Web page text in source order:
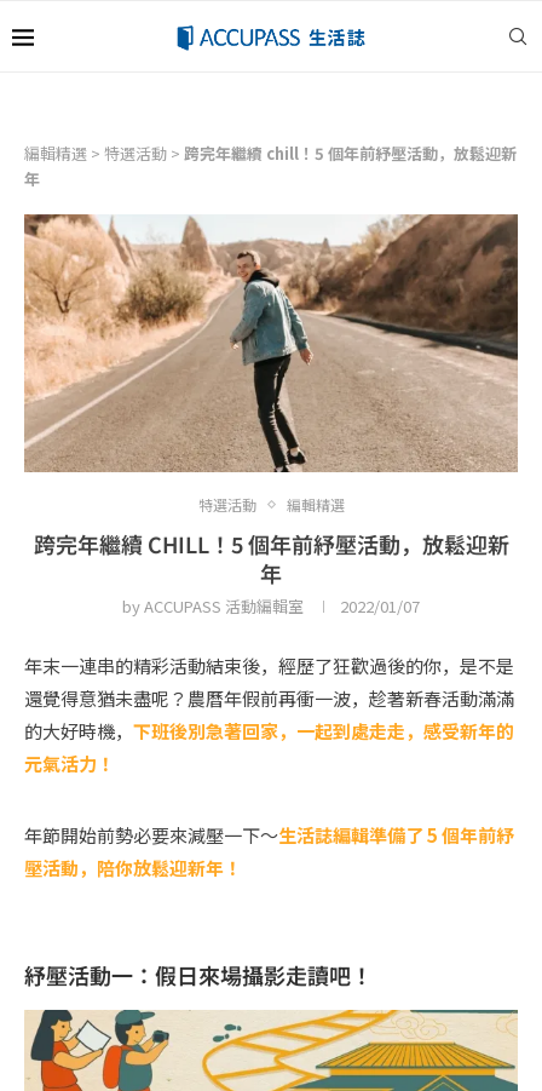
編輯精選 > 特選活動 > 跨完年繼續 chill！5 個年前紓壓活動，放鬆迎新
年
特選活動 編輯精選
跨完年繼續 CHILL！5 個年前紓壓活動，放鬆迎新
年
byACCUPASS 活動編輯室 2022/01/07
年末一連串的精彩活動結束後，經歷了狂歡過後的你，是不是
還覺得意猶未盡呢？農曆年假前再衝一波，趁著新春活動滿滿
的大好時機， 下班後別急著回家，一起到處走走，感受新年的
元氣活力！
年節開始前勢必要來減壓一下～生活誌編輯準備了 5 個年前紓
壓活動，陪你放鬆迎新年！
紓壓活動一：假日來場攝影走讀吧！